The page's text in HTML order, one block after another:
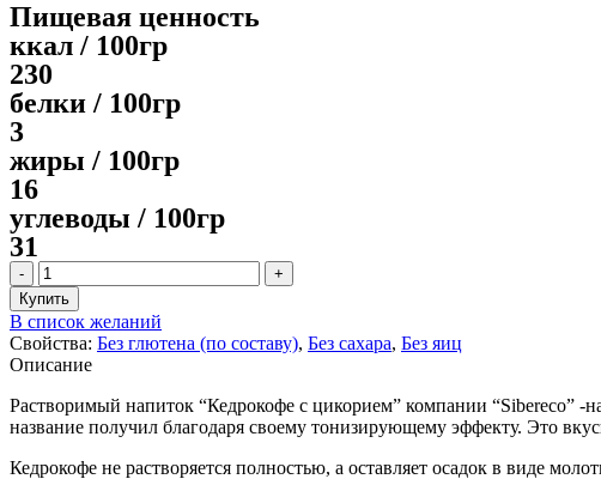
Пищевая ценность
ккал / 100гр
230
белки / 100гр
3
жиры / 100гр
16
углеводы / 100гр
31
Количество
товара
Кедрокофе
с
цикорием
САШЕ,
25гр
Купить
В список желаний
Свойства: Без глютена (по составу), Без сахара, Без яиц
Описание
Растворимый напиток “Кедрокофе с цикорием” компании “Sibereco” -
название получил благодаря своему тонизирующему эффекту. Это
Кедрокофе не растворяется полностью, а оставляет осадок в виде